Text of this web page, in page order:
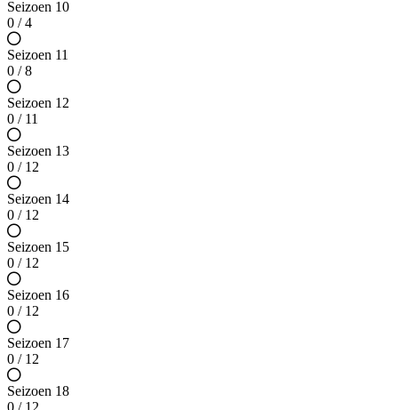
Seizoen 10
0 / 4
Seizoen 11
0 / 8
Seizoen 12
0 / 11
Seizoen 13
0 / 12
Seizoen 14
0 / 12
Seizoen 15
0 / 12
Seizoen 16
0 / 12
Seizoen 17
0 / 12
Seizoen 18